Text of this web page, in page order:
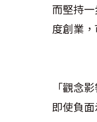
而堅持
度創業
「觀念
即使負